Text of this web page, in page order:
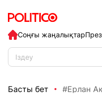
Соңғы жаңалықтар
Басты бет #Ерлан